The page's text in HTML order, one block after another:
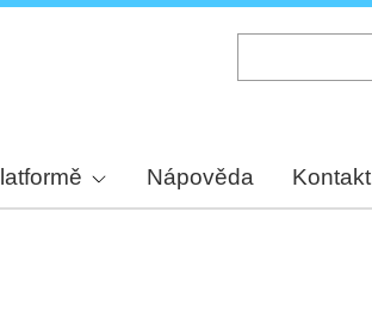
Nápověda Kontakt